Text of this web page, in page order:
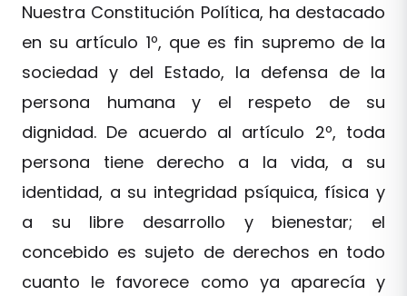
Nuestra Constitución Política, ha destacado
en su artículo 1º, que es fin supremo de la
sociedad y del Estado, la defensa de la
persona humana y el respeto de su
dignidad. De acuerdo al artículo 2º, toda
persona tiene derecho a la vida, a su
identidad, a su integridad psíquica, física y
a su libre desarrollo y bienestar; el
concebido es sujeto de derechos en todo
cuanto le favorece como ya aparecía y